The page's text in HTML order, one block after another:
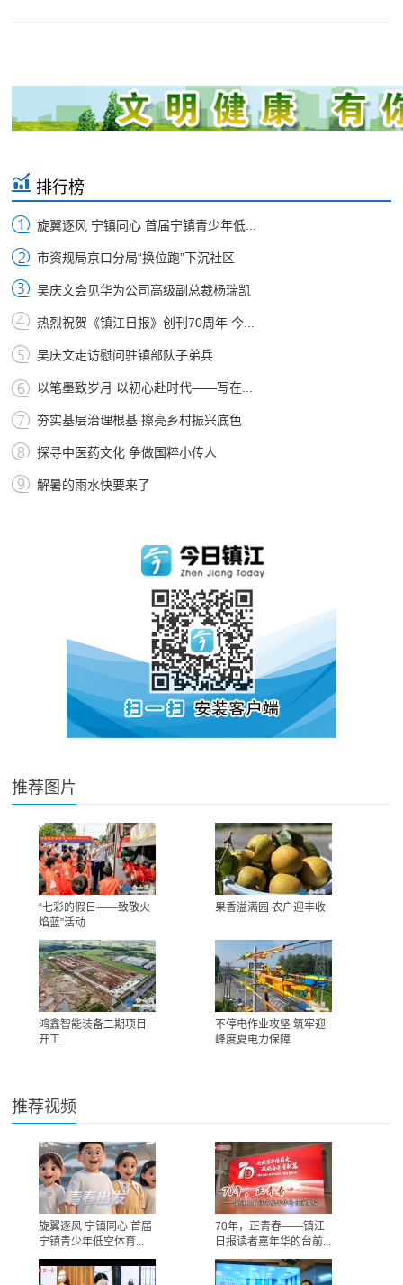
排行榜
旋翼逐风 宁镇同心 首届宁镇青少年低...
市资规局京口分局“换位跑”下沉社区
吴庆文会见华为公司高级副总裁杨瑞凯
热烈祝贺《镇江日报》创刊70周年 今...
吴庆文走访慰问驻镇部队子弟兵
以笔墨致岁月 以初心赴时代——写在...
夯实基层治理根基 擦亮乡村振兴底色
探寻中医药文化 争做国粹小传人
解暑的雨水快要来了
推荐图片
“七彩的假日——致敬火
焰蓝”活动
果香溢满园 农户迎丰收
鸿鑫智能装备二期项目
开工
不停电作业攻坚 筑牢迎
峰度夏电力保障
推荐视频
旋翼逐风 宁镇同心 首届
宁镇青少年低空体育...
70年，正青春——镇江
日报读者嘉年华的台前...